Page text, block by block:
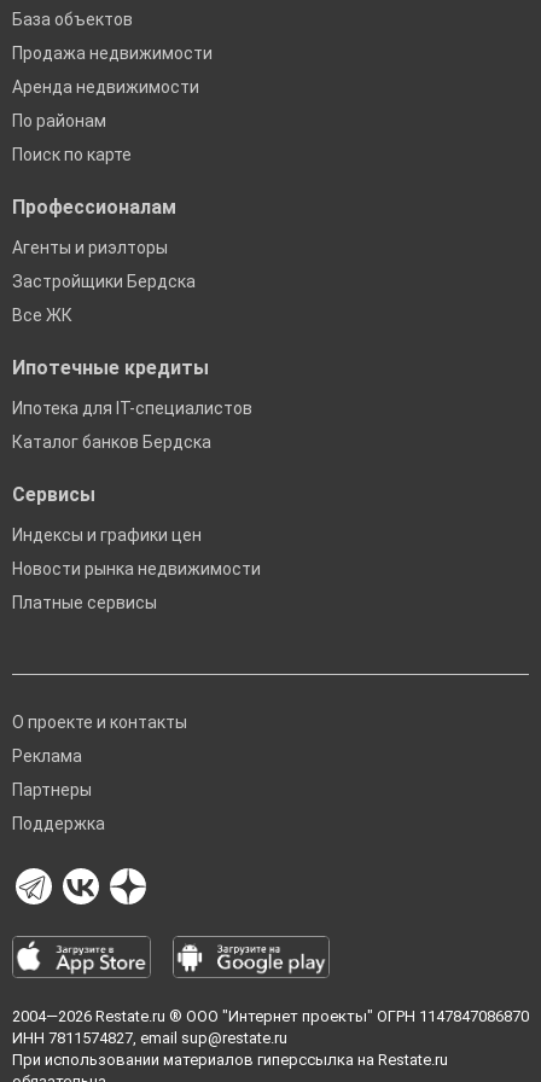
База объектов
Продажа недвижимости
Аренда недвижимости
По районам
Поиск по карте
Профессионалам
Агенты и риэлторы
Застройщики Бердска
Все ЖК
Ипотечные кредиты
Ипотека для IT-специалистов
Каталог банков Бердска
Сервисы
Индексы и графики цен
Новости рынка недвижимости
Платные сервисы
О проекте и контакты
Реклама
Партнеры
Поддержка
2004—2026 Restate.ru ® ООО "Интернет проекты" ОГРН 1147847086870
ИНН 7811574827, email sup@restate.ru
При использовании материалов гиперссылка на Restate.ru